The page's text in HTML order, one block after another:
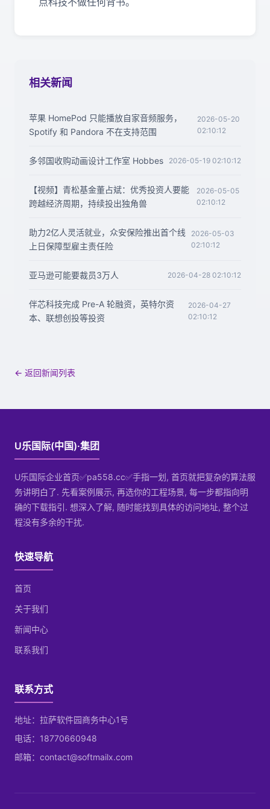
相关新闻
苹果 HomePod 只能播放自家音频服务，
Spotify 和 Pandora 不在支持范围
2026-05-20
02:10:12
多邻国收购动画设计工作室 Hobbes 2026-05-19 02:10:12
【视频】青松基金董占斌：优秀投资人要能
跨越经济周期，持续投出独角兽
2026-05-05
02:10:12
助力2亿人灵活就业，众安保险推出首个线
上日保障型雇主责任险
2026-05-03
02:10:12
亚马逊可能要裁员3万人 2026-04-28 02:10:12
伴芯科技完成 Pre-A 轮融资，英特尔资
本、联想创投等投资
2026-04-27
02:10:12
← 返回新闻列表
U乐国际(中国)·集团
U乐国际企业首页✅pa558.cc✅手指一划, 首页就把复杂的算法服
务讲明白了. 先看案例展示, 再选你的工程场景, 每一步都指向明
确的下载指引. 想深入了解, 随时能找到具体的访问地址, 整个过
程没有多余的干扰.
快速导航
首页
关于我们
新闻中心
联系我们
联系方式
地址：拉萨软件园商务中心1号
电话：18770660948
邮箱：contact@softmailx.com